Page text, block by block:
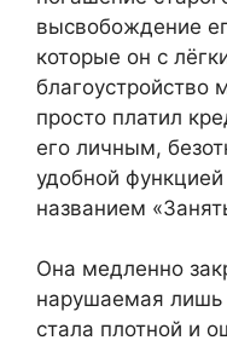
высвобождение
которые он с
просто платил
его личным,
удобной
названием
Она медленно
нарушаемая лишь
стала плотной и